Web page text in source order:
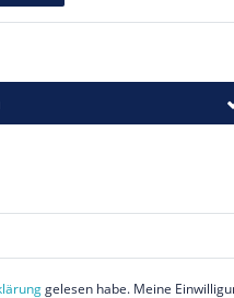
gelesen habe. Meine